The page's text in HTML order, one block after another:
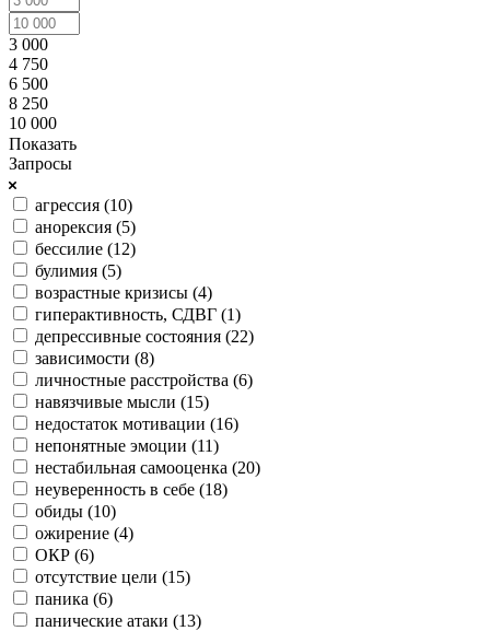
3 000
4 750
6 500
8 250
10 000
Показать
Запросы
агрессия (10)
анорексия (5)
бессилие (12)
булимия (5)
возрастные кризисы (4)
гиперактивность, СДВГ (1)
депрессивные состояния (22)
зависимости (8)
личностные расстройства (6)
навязчивые мысли (15)
недостаток мотивации (16)
непонятные эмоции (11)
нестабильная самооценка (20)
неуверенность в себе (18)
обиды (10)
ожирение (4)
ОКР (6)
отсутствие цели (15)
паника (6)
панические атаки (13)